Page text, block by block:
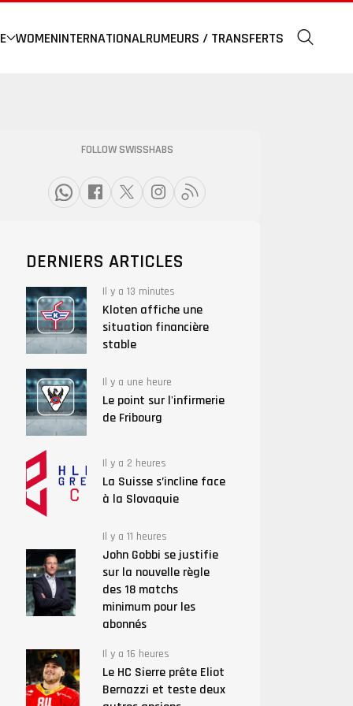
WOMENINTERNATIONALRUMEURS / TRANSFERTS
FOLLOW SWISSHABS
DERNIERS ARTICLES
Il y a 13 minutes
Kloten affiche une
situation financière
stable
Il y a une heure
Le point sur l'infirmerie
de Fribourg
Il y a 2 heures
La Suisse s’incline face
à la Slovaquie
Il y a 11 heures
John Gobbi se justifie
sur la nouvelle règle
des 18 matchs
minimum pour les
abonnés
Il y a 16 heures
Le HC Sierre prête Eliot
Bernazzi et teste deux